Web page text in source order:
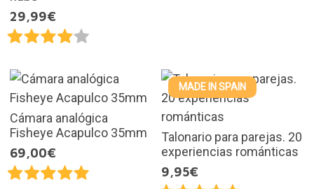
29,99€
Cámara analógica
Fisheye Acapulco 35mm
69,00€
MADE IN SPAIN
Talonario para parejas. 20
experiencias románticas
9,95€